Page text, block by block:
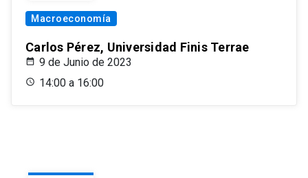
Macroeconomía
Carlos Pérez, Universidad Finis Terrae
9 de Junio de 2023
14:00 a 16:00